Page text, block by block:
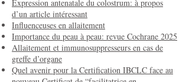
Expression antenatale du colostrum: à propos
d’un article intéressant
Influenceuses en allaitement
Importance du peau à peau: revue Cochrane 2025
Allaitement et immunosuppresseurs en cas de
greffe d’organe
Quel avenir pour la Certification IBCLC face au